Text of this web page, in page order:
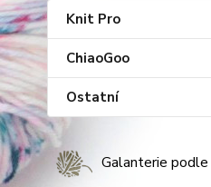
Knit Pro
ChiaoGoo
Ostatní
Galanterie podle